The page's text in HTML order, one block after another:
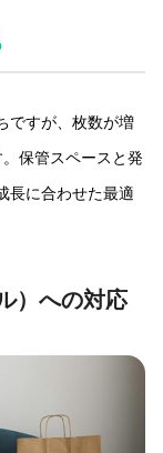
ですが、枚数が増
保管スペースと発
長に合わせた最適
）への対応